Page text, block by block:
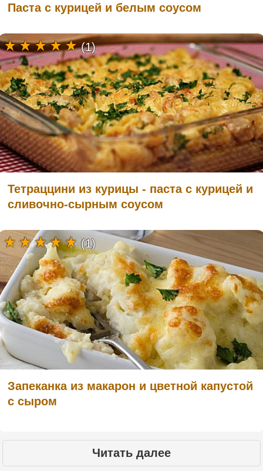
Паста с курицей и белым соусом
Тетраццини из курицы - паста с курицей и
сливочно-сырным соусом
(1)
Запеканка из макарон и цветной капустой
с сыром
(1)
Читать далее